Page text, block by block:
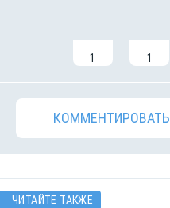
1 1
КОММЕНТИРОВАТЬ
ЧИТАЙТЕ ТАКЖЕ